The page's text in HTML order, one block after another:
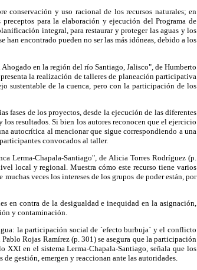
conservación y uso racional de los recursos naturales; en
para la elaboración y ejecución del Programa de
integral, para restaurar y proteger las aguas y los
han encontrado pueden no ser las más idóneas, debido a los
en la región del río Santiago, Jalisco", de Humberto
la realización de talleres de planeación participativa
sustentable de la cuenca, pero con la participación de los
fases de los proyectos, desde la ejecución de las diferentes
resultados. Si bien los autores reconocen que el ejercicio
autocrítica al mencionar que sigue correspondiendo a una
convocados al taller.
Lerma-Chapala-Santiago", de Alicia Torres Rodríguez (p.
local y regional. Muestra cómo este recurso tiene varios
veces los intereses de los grupos de poder están, por
en contra de la desigualdad e inequidad en la asignación,
y contaminación.
la participación social de `efecto burbuja´ y el conflicto
Rojas Ramírez (p. 301) se asegura que la participación
en el sistema Lerma-Chapala-Santiago, señala que los
de gestión, emergen y reaccionan ante las autoridades.